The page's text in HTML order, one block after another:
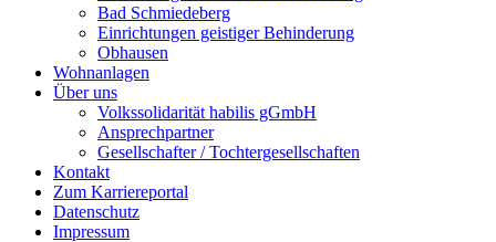
Bad Schmiedeberg
Einrichtungen geistiger Behinderung
Obhausen
Wohnanlagen
Über uns
Volkssolidarität habilis gGmbH
Ansprechpartner
Gesellschafter / Tochtergesellschaften
Kontakt
Zum Karriereportal
Datenschutz
Impressum